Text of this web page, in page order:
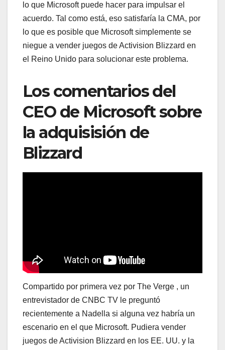
lo que Microsoft puede hacer para impulsar el
acuerdo. Tal como está, eso satisfaría la CMA, por
lo que es posible que Microsoft simplemente se
niegue a vender juegos de Activision Blizzard en
el Reino Unido para solucionar este problema.
Los comentarios del
CEO de Microsoft sobre
la adquisisión de
Blizzard
Compartido por primera vez por The Verge , un
entrevistador de CNBC TV le preguntó
recientemente a Nadella si alguna vez habría un
escenario en el que Microsoft. Pudiera vender
juegos de Activision Blizzard en los EE. UU. y la